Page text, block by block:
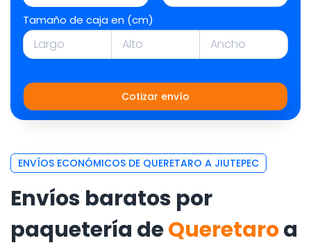
Tamaño de caja en (cm)
Cotizar envío
ENVÍOS ECONÓMICOS DE QUERETARO A JIUTEPEC
Envíos baratos por
paquetería deQueretaroa